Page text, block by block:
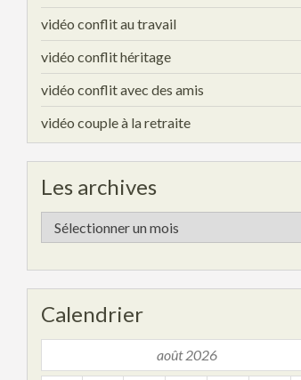
vidéo conflit au travail
vidéo conflit héritage
vidéo conflit avec des amis
vidéo couple à la retraite
Les archives
Les
archives
Calendrier
août 2026